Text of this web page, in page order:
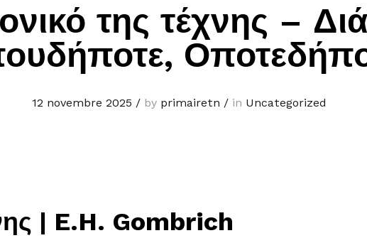
της τέχνης –
12 novembre 2025 /by primairetn /in Uncategorized
| E.H. Gombrich